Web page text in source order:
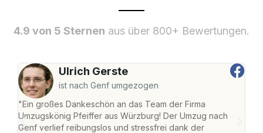
4.9 von 5 Sternen aus über 800+ Bewertungen.
Ulrich Gerste
ist nach Genf umgezogen
"Ein großes Dankeschön an das Team der Firma
Umzugskönig Pfeiffer aus Würzburg! Der Umzug nach
Genf verlief reibungslos und stressfrei dank der